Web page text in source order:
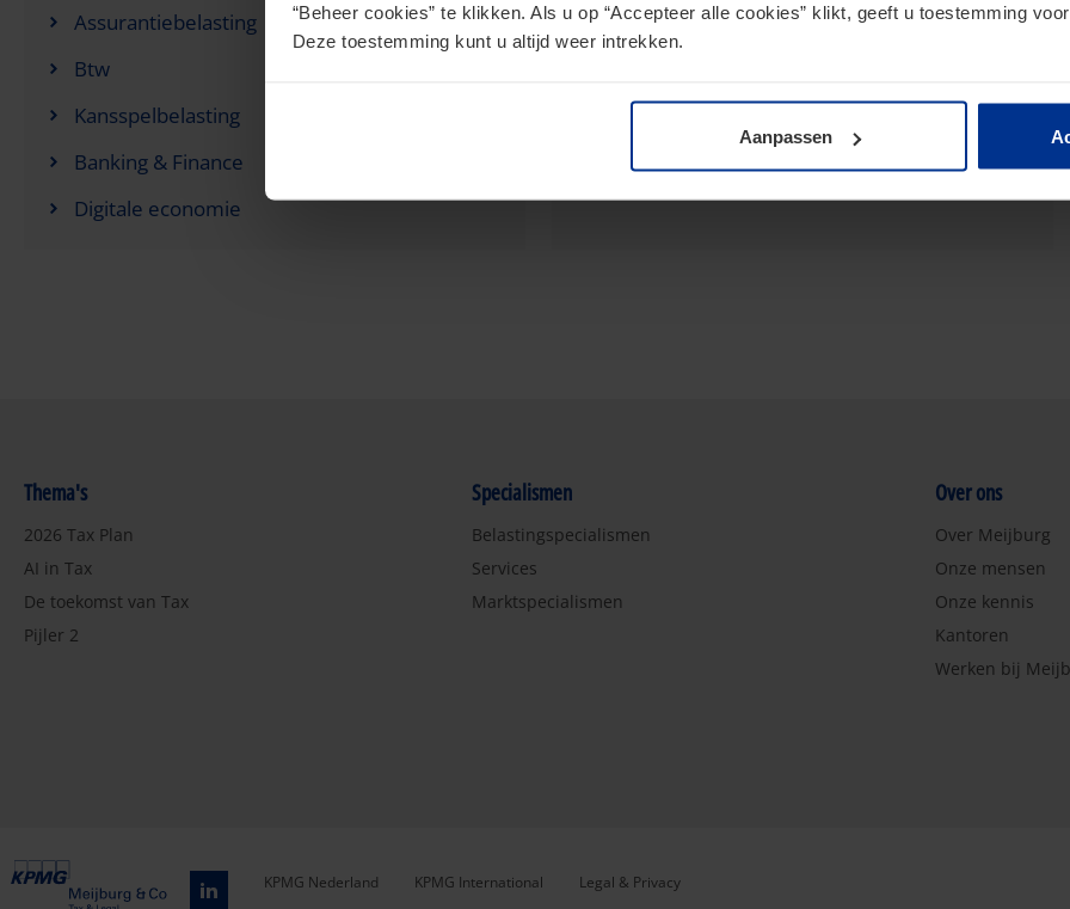
“Beheer cookies” te klikken. Als u op “Accepteer alle cookies” klikt, geeft u toestemming
Deze toestemming kunt u altijd weer intrekken.
Aanpassen
Assurantiebelasting
Btw
Kansspelbelasting
Banking & Finance
Digitale economie
EU Consequences of ECJ Decision on VAT
Exemption for Pension Funds
Thema's
2026 Tax Plan
AI in Tax
De toekomst van Tax
Pijler 2
Specialismen
Belastingspecialismen
Services
Marktspecialismen
Over ons
Over Meijburg
Onze mensen
Onze kennis
Kantoren
Werken bij
KPMG Nederland KPMG International Legal & Privacy